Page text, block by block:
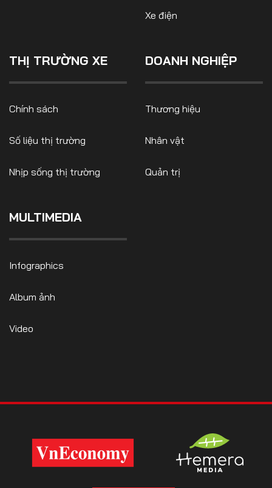
FOLLOW US
CONTACT US
0972271616
Xe điện
THỊ TRƯỜNG XE
Chính sách
Số liệu thị trường
Nhịp sống thị trường
DOANH NGHIỆP
Thương hiệu
Nhân vật
Quản trị
MULTIMEDIA
Infographics
Album ảnh
Video